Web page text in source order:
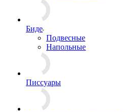
Биде
Подвесные
Напольные
Писсуары